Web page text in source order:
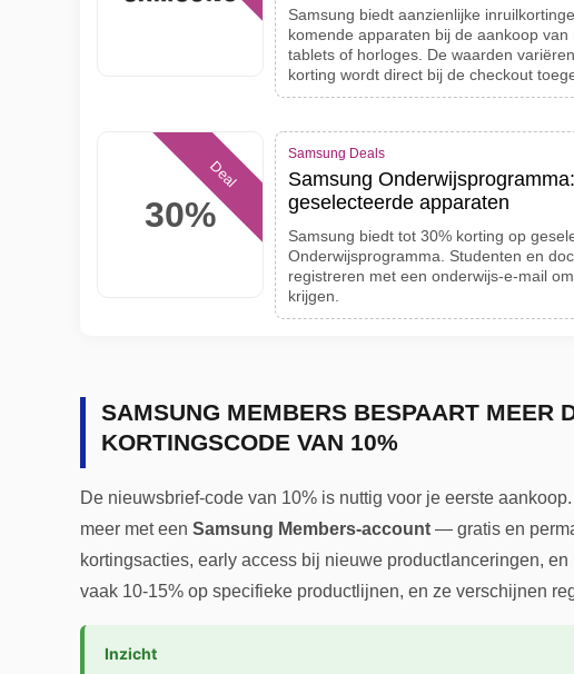
Samsung biedt aanzienlijke
komende apparaten bij de aankoop van
tablets of horloges. De waarden
korting wordt direct bij de checkout
30%
Deal
Samsung Deals
Samsung
geselecteerde apparaten
Samsung biedt tot 30% korting op
Onderwijsprogramma. Studenten en
registreren met een onderwijs-e-mail
krijgen.
SAMSUNG MEMBERS BESPAART MEER
KORTINGSCODE VAN 10%
De nieuwsbrief-code van 10% is nuttig voor je eerste
meer met een Samsung Members-account — gratis en
kortingsacties, early access bij nieuwe productlanceringen,
vaak 10-15% op specifieke productlijnen, en ze verschijnen
Inzicht